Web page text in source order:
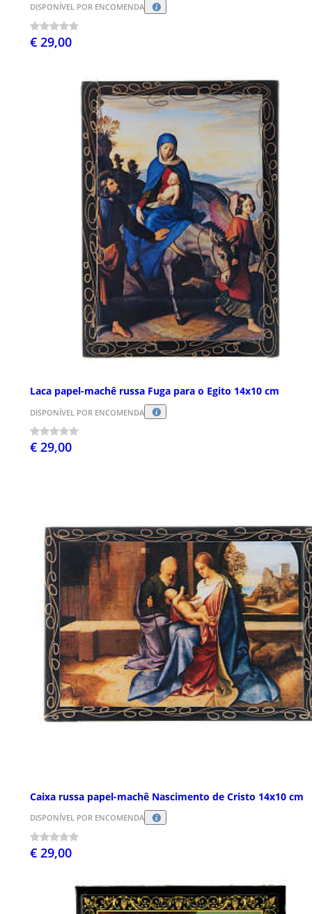
DISPONÍVEL POR ENCOMENDA
€ 29,00
Laca papel-machê russa Fuga para o Egito 14x10 cm
DISPONÍVEL POR ENCOMENDA
€ 29,00
Caixa russa papel-machê Nascimento de Cristo 14x10 cm
DISPONÍVEL POR ENCOMENDA
€ 29,00